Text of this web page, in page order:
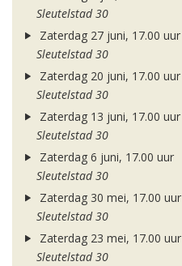
Sleutelstad 30
Zaterdag 27 juni, 17.00 uur
Sleutelstad 30
Zaterdag 20 juni, 17.00 uur
Sleutelstad 30
Zaterdag 13 juni, 17.00 uur
Sleutelstad 30
Zaterdag 6 juni, 17.00 uur
Sleutelstad 30
Zaterdag 30 mei, 17.00 uur
Sleutelstad 30
Zaterdag 23 mei, 17.00 uur
Sleutelstad 30